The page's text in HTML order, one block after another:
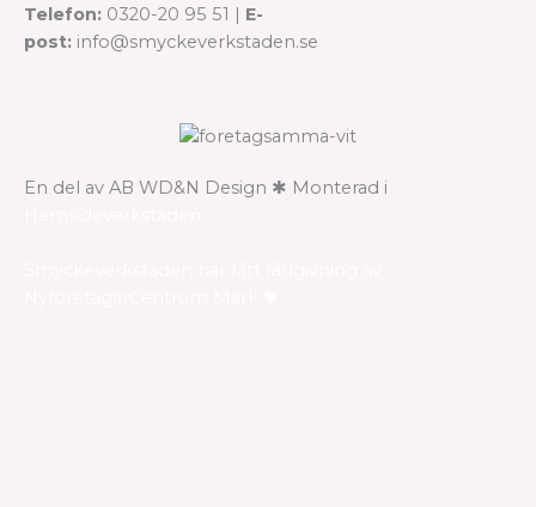
Telefon: 0320-20 95 51 | E-
post: info@smyckeverkstaden.se
En del av AB WD&N Design ✱ Monterad i